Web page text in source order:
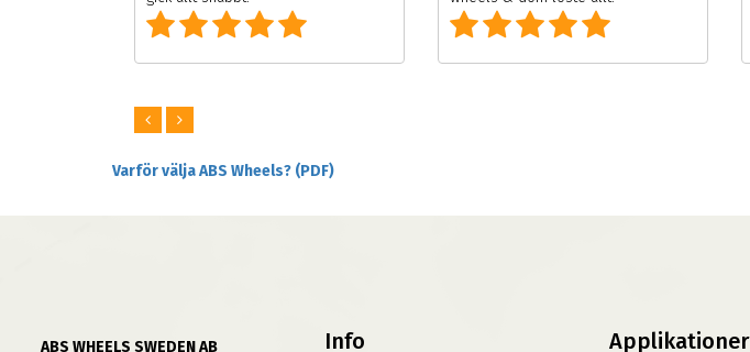
Varför välja ABS Wheels? (PDF)
ABS WHEELS SWEDEN AB Info Applikationer